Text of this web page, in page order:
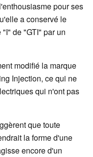
pour ses
a conservé le
de "GTI" par un
modifié la marque
Injection, ce qui ne
qui n'ont pas
que toute
la forme d'une
encore d'un